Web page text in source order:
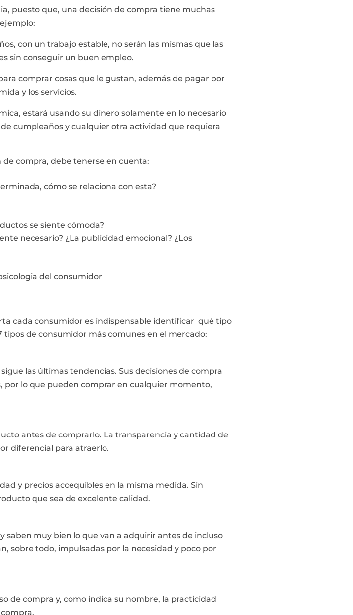
puesto que, una decisión de compra tiene muchas
con un trabajo estable, no serán las mismas que las
sin conseguir un buen empleo.
comprar cosas que le gustan, además de pagar por
y los servicios.
estará usando su dinero solamente en lo necesario
cumpleaños y cualquier otra actividad que requiera
compra, debe tenerse en cuenta:
cómo se relaciona con esta?
se siente cómoda?
necesario? ¿La publicidad emocional? ¿Los
cada consumidor es indispensable identificar qué tipo
tipos de consumidor más comunes en el mercado:
las últimas tendencias. Sus decisiones de compra
por lo que pueden comprar en cualquier momento,
antes de comprarlo. La transparencia y cantidad de
diferencial para atraerlo.
y precios accequibles en la misma medida. Sin
que sea de excelente calidad.
saben muy bien lo que van a adquirir antes de incluso
sobre todo, impulsadas por la necesidad y poco por
de compra y, como indica su nombre, la practicidad